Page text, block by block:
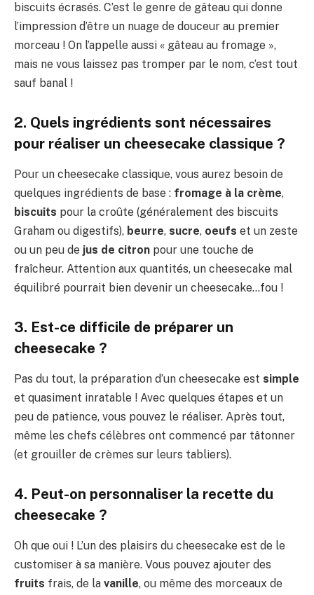
biscuits écrasés. C’est le genre de gâteau qui donne
l’impression d’être un nuage de douceur au premier
morceau ! On l’appelle aussi « gâteau au fromage »,
mais ne vous laissez pas tromper par le nom, c’est tout
sauf banal !
2. Quels ingrédients sont nécessaires
pour réaliser un cheesecake classique ?
Pour un cheesecake classique, vous aurez besoin de
quelques ingrédients de base : fromage à la crème,
biscuits pour la croûte (généralement des biscuits
Graham ou digestifs), beurre, sucre, oeufs et un zeste
ou un peu de jus de citron pour une touche de
fraîcheur. Attention aux quantités, un cheesecake mal
équilibré pourrait bien devenir un cheesecake…fou !
3. Est-ce difficile de préparer un
cheesecake ?
Pas du tout, la préparation d’un cheesecake est simple
et quasiment inratable ! Avec quelques étapes et un
peu de patience, vous pouvez le réaliser. Après tout,
même les chefs célèbres ont commencé par tâtonner
(et grouiller de crèmes sur leurs tabliers).
4. Peut-on personnaliser la recette du
cheesecake ?
Oh que oui ! L’un des plaisirs du cheesecake est de le
customiser à sa manière. Vous pouvez ajouter des
fruits frais, de la vanille, ou même des morceaux de